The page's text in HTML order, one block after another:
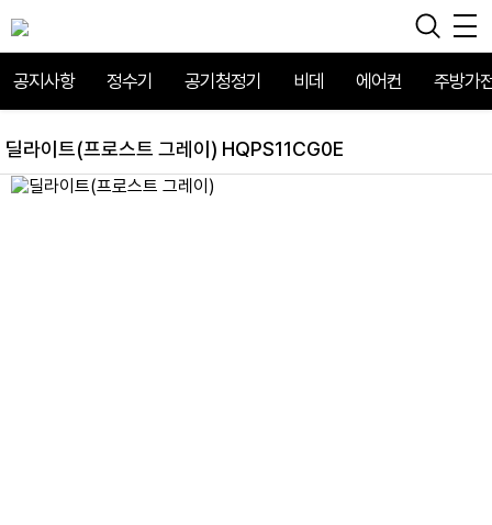
공지사항 정수기 공기청정기 비데 에어컨 주방가
딜라이트(프로스트 그레이) HQPS11CG0E